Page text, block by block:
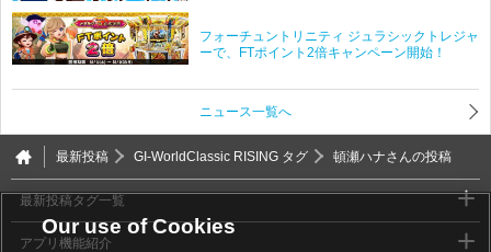
フォーチュントリニティ ジュラシックトレジャ
ーで、FTポイント2倍キャンペーン開始！
ニュース一覧へ
最新投稿 GI-WorldClassic RISING タグ 頓瀬ハナさんの投稿
最新投稿タグ一覧
アプリ機能紹介
Our use of Cookies